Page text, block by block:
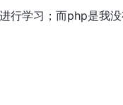
行学习；而php是我